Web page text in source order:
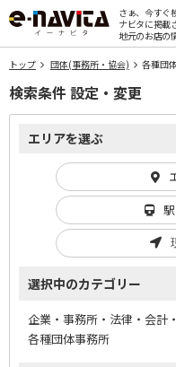
さぁ、今すぐ
ナビタに掲載
地元のお店の
トップ 団体(事務所・協会) 各種団
検索条件 設定・変更
エリアを選ぶ
選択中のカテゴリー
企業・事務所・法律・会計
各種団体事務所